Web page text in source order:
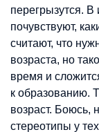
перегрызутся. В
почувствуют,
считают, что
возраста, но
время и
к образованию.
возраст. Боюсь,
стереотипы у